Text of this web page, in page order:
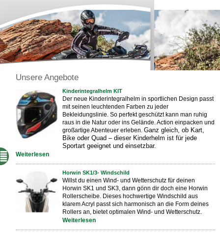
Unsere Angebote
Kinderintegralhelm KIT
Der neue Kinderintegralhelm in sportlichen Design passt
mit seinen leuchtenden Farben zu jeder
Bekleidungslinie. So perfekt geschützt kann man ruhig
raus in die Natur oder ins Gelände. Action einpacken und
großartige Abenteuer erleben.Ganz gleich, ob Kart,
Bike oder Quad – dieser Kinderhelm ist für jede
Sportart geeignet und einsetzbar.
Weiterlesen
Horwin SK1/3- Windschild
Willst du einen Wind- und Wetterschutz für deinen
Horwin SK1 und SK3, dann gönn dir doch eine Horwin
Rollerscheibe. Dieses hochwertige Windschild aus
klarem Acryl passtsich harmonisch an die Form deines
Rollers an, bietet optimalen Wind- und Wetterschutz.
Weiterlesen